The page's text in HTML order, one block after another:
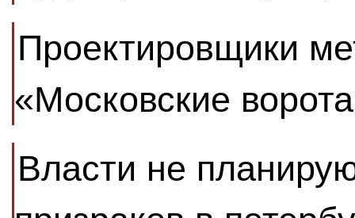
Проектировщики
«Московские
Власти не